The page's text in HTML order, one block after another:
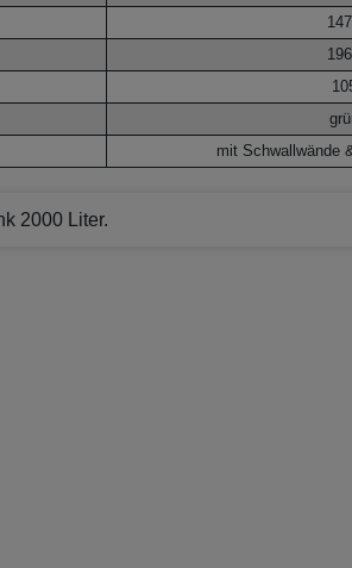
mit Schwallwände
2000 Liter.